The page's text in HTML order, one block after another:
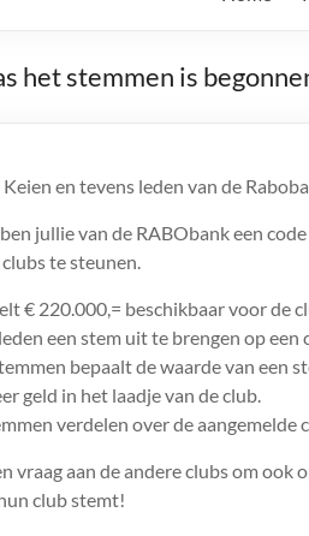
het stemmen is
en tevens leden van de
jullie van de RABObank een
te steunen.
€ 220.000,= beschikbaar voor de
een stem uit te brengen op een
bepaalt de waarde van een
geld in het laadje van de club.
verdelen over de aangemelde
vraag aan de andere clubs om ook
club stemt!